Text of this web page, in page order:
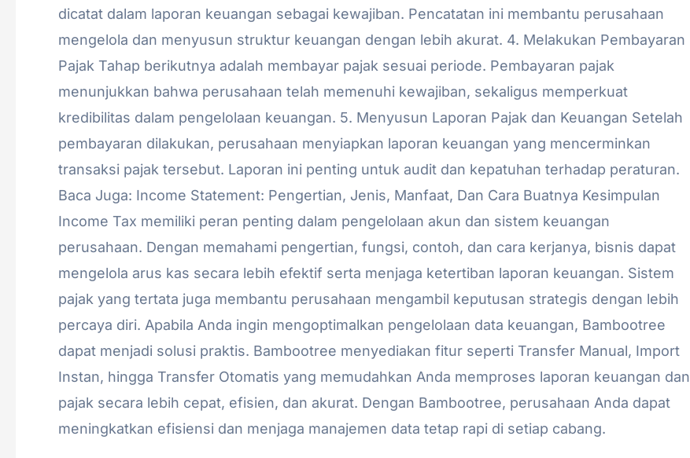
dicatat dalam laporan keuangan sebagai kewajiban. Pencatatan ini membantu perusahaan
mengelola dan menyusun struktur keuangan dengan lebih akurat. 4. Melakukan Pembayaran
Pajak Tahap berikutnya adalah membayar pajak sesuai periode. Pembayaran pajak
menunjukkan bahwa perusahaan telah memenuhi kewajiban, sekaligus memperkuat
kredibilitas dalam pengelolaan keuangan. 5. Menyusun Laporan Pajak dan Keuangan Setelah
pembayaran dilakukan, perusahaan menyiapkan laporan keuangan yang mencerminkan
transaksi pajak tersebut. Laporan ini penting untuk audit dan kepatuhan terhadap peraturan.
Baca Juga: Income Statement: Pengertian, Jenis, Manfaat, Dan Cara Buatnya Kesimpulan
Income Tax memiliki peran penting dalam pengelolaan akun dan sistem keuangan
perusahaan. Dengan memahami pengertian, fungsi, contoh, dan cara kerjanya, bisnis dapat
mengelola arus kas secara lebih efektif serta menjaga ketertiban laporan keuangan. Sistem
pajak yang tertata juga membantu perusahaan mengambil keputusan strategis dengan lebih
percaya diri. Apabila Anda ingin mengoptimalkan pengelolaan data keuangan, Bambootree
dapat menjadi solusi praktis. Bambootree menyediakan fitur seperti Transfer Manual, Import
Instan, hingga Transfer Otomatis yang memudahkan Anda memproses laporan keuangan dan
pajak secara lebih cepat, efisien, dan akurat. Dengan Bambootree, perusahaan Anda dapat
meningkatkan efisiensi dan menjaga manajemen data tetap rapi di setiap cabang.